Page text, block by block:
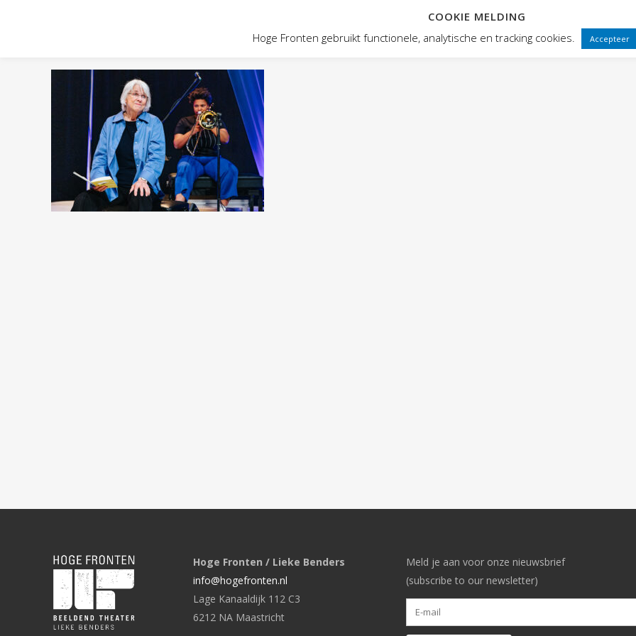
VOORSTELLINGEN PUBLIEKSWERKING
Hoge Fronten / Lieke Benders
info@hogefronten.nl
Lage Kanaaldijk 112 C3
6212 NA Maastricht
Meld je aan voor onze nieuwsbrief
(subscribe to our newsletter)
COOKIE MELDING
Hoge Fronten gebruikt functionele, analytische en tracking cookies.
Accepteer